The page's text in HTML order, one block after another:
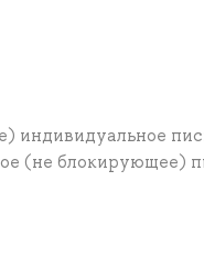
индивидуальное
(не блокирующее)